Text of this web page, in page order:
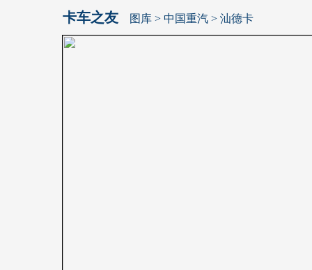
卡车之友 图库 > 中国重汽 > 汕德卡